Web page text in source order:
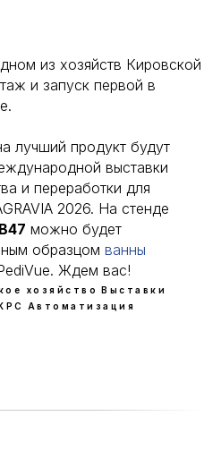
из хозяйств Кировской
и запуск первой в
лучший продукт будут
выставки
и переработки для
2026. На стенде
можно будет
образцом ванны
Ждем вас!
хозяйство Выставки
Автоматизация